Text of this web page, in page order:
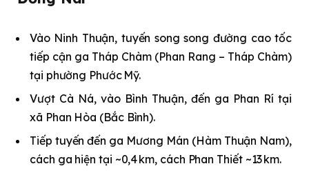
Vào Ninh Thuận, tuyến song song đường cao tốc
tiếp cận ga Tháp Chàm (Phan Rang – Tháp Chàm)
tại phường Phước Mỹ.
Vượt Cà Ná, vào Bình Thuận, đến ga Phan Rí tại
xã Phan Hòa (Bắc Bình).
Tiếp tuyến đến ga Mương Mán (Hàm Thuận Nam),
cách ga hiện tại ~0,4 km, cách Phan Thiết ~13 km.